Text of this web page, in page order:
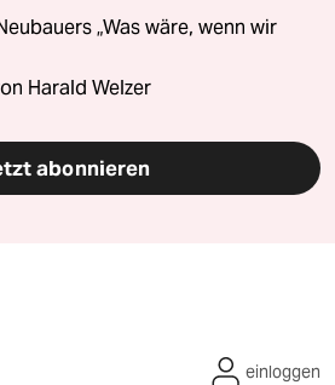
„Was wäre, wenn wir
Harald Welzer
abonnieren
einloggen